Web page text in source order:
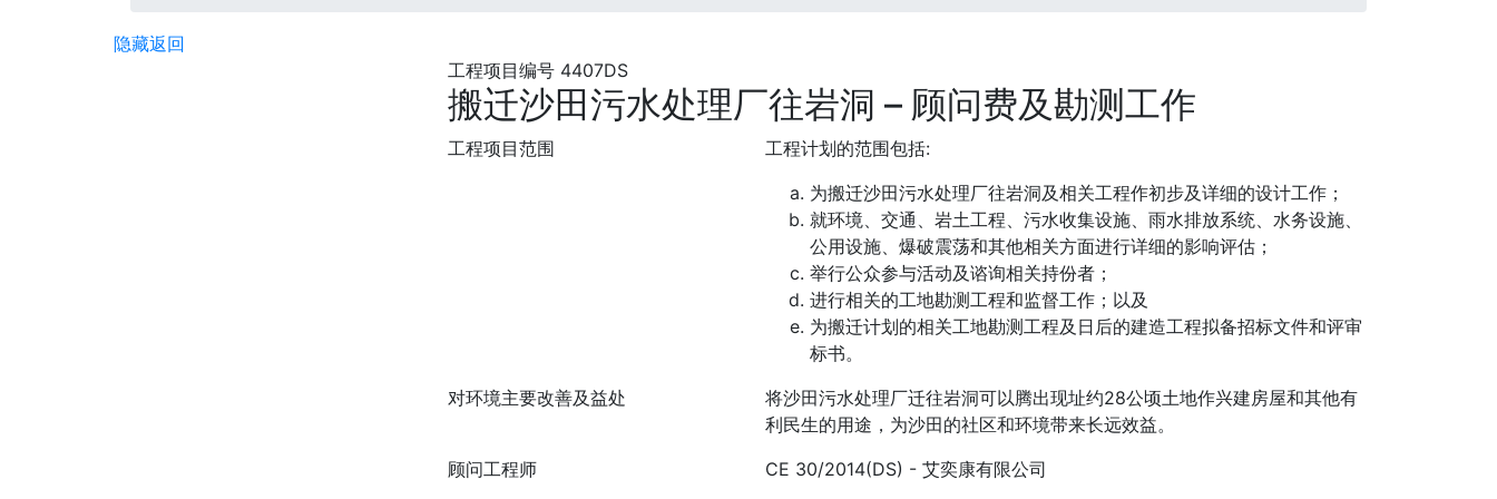
隐藏返回
工程项目编号 4407DS
搬迁沙田污水处理厂往岩洞 – 顾问费及勘测工作
工程项目范围
工程计划的范围包括:
为搬迁沙田污水处理厂往岩洞及相关工程作初步及详细的设计工作；
就环境、交通、岩土工程、污水收集设施、雨水排放系统、水务设施、
公用设施、爆破震荡和其他相关方面进行详细的影响评估；
举行公众参与活动及谘询相关持份者；
进行相关的工地勘测工程和监督工作；以及
为搬迁计划的相关工地勘测工程及日后的建造工程拟备招标文件和评审
标书。
对环境主要改善及益处
将沙田污水处理厂迁往岩洞可以腾出现址约28公顷土地作兴建房屋和其他有
利民生的用途，为沙田的社区和环境带来长远效益。
顾问工程师
CE 30/2014(DS) - 艾奕康有限公司